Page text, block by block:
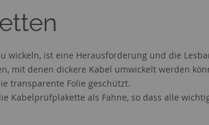
wickeln, ist eine Herausforderung und die
mit denen dickere Kabel umwickelt werden
transparente Folie geschützt.
Kabelprüfplakette als Fahne, so dass alle